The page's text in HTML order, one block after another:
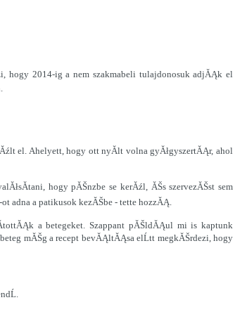
hogy 2014-ig a nem szakmabeli tulajdonosuk adjĂĄk el
el. Ahelyett, hogy ott nyĂ­lt volna gyĂłgyszertĂĄr, ahol
hogy pĂŠnzbe se kerĂźl, ĂŠs szervezĂŠst sem
adna a patikusok kezĂŠbe - tette hozzĂĄ.
a betegeket. Szappant pĂŠldĂĄul mi is kaptunk
mĂŠg a recept bevĂĄltĂĄsa elĹtt megkĂŠrdezi, hogy